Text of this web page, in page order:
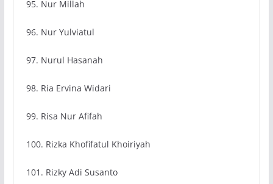
95. Nur Millah
96. Nur Yulviatul
97. Nurul Hasanah
98. Ria Ervina Widari
99. Risa Nur Afifah
100. Rizka Khofifatul Khoiriyah
101. Rizky Adi Susanto